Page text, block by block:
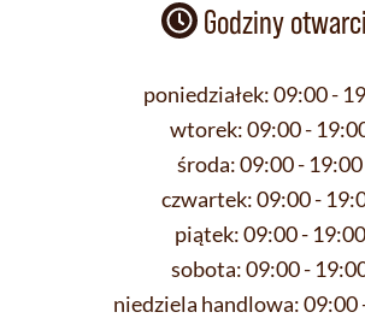
Godziny
poniedziałek:09:00 -
wtorek:09:00 -
środa:09:00 - 19:00
czwartek:09:00 -
piątek:09:00 - 19:00
sobota:09:00 -
niedziela handlowa:09:00